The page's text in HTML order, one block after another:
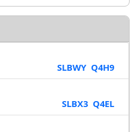
SLBWY Q4H9
SLBX3 Q4EL